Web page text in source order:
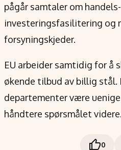
pågår samtaler om
investeringsfasilitering og
forsyningskjeder.
EU arbeider samtidig for å
økende tilbud av billig stål.
departementer være
håndtere spørsmålet videre.
0